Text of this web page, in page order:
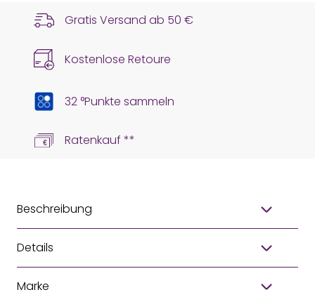
Gratis Versand ab 50 €
Kostenlose Retoure
32 °Punkte sammeln
Ratenkauf **
Beschreibung
Details
Marke